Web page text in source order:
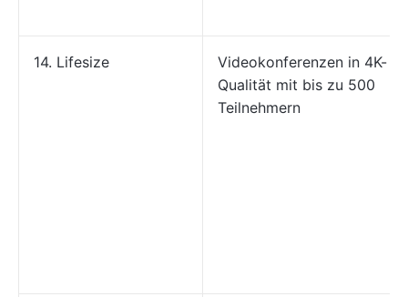
14. Lifesize
Videokonferenzen in 4K-
Qualität mit bis zu 500
Teilnehmern